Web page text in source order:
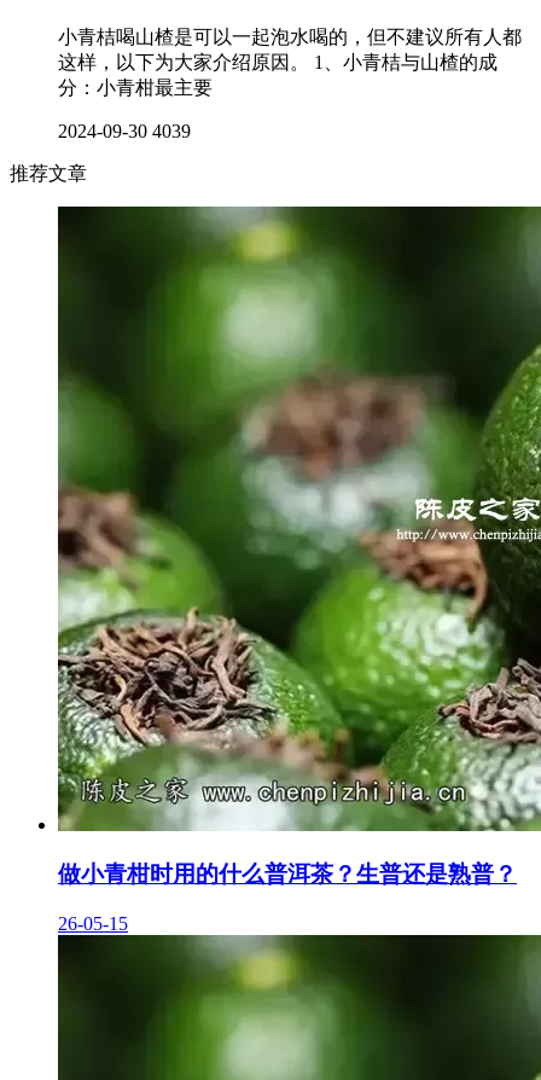
小青桔喝山楂是可以一起泡水喝的，但不建议所有人都
这样，以下为大家介绍原因。 1、小青桔与山楂的成
分：小青柑最主要
2024-09-30 4039
推荐文章
做小青柑时用的什么普洱茶？生普还是熟普？
26-05-15